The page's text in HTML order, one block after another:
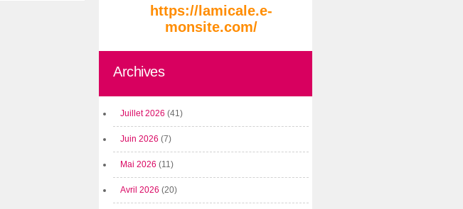
https://lamicale.e-
monsite.com/
Archives
Juillet 2026 (41)
Juin 2026 (7)
Mai 2026 (11)
Avril 2026 (20)